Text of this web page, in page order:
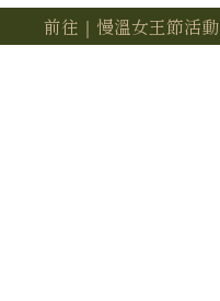
前往｜慢溫女王節活動